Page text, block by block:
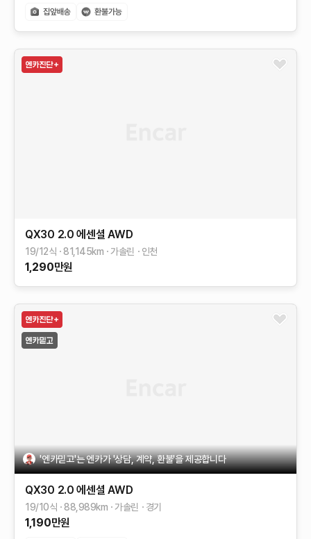
QX30 2.0 에센셜 AWD
19/12식 81,145km 가솔린 인천
1,290만원
'엔카믿고'는 엔카가 '상담, 계약, 환불'을 제공합니다
QX30 2.0 에센셜 AWD
19/10식 88,989km 가솔린 경기
1,190만원